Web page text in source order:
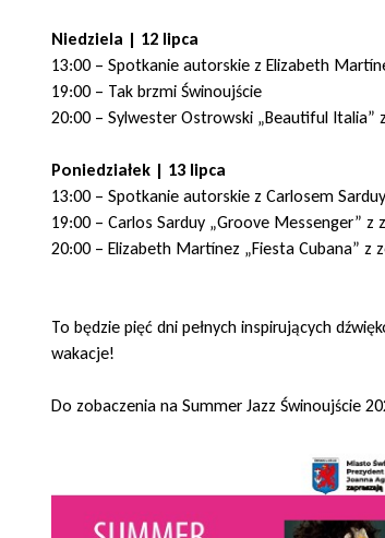
Niedziela | 12 lipca
13:00 – Spotkanie autorskie z Elizabeth
19:00 – Tak brzmi Świnoujście
20:00 – Sylwester Ostrowski „Beautiful Italia”
Poniedziałek | 13 lipca
13:00 – Spotkanie autorskie z Carlosem
19:00 – Carlos Sarduy „Groove Messenger” z
20:00 – Elizabeth Martínez „Fiesta Cubana” z
To będzie pięć dni pełnych inspirujących
wakacje!
Do zobaczenia na Summer Jazz Świnoujście